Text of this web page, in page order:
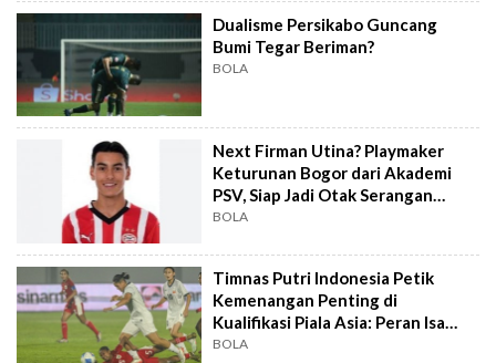
Dualisme Persikabo Guncang
Bumi Tegar Beriman?
BOLA
Next Firman Utina? Playmaker
Keturunan Bogor dari Akademi
PSV, Siap Jadi Otak Serangan
Timnas
BOLA
Timnas Putri Indonesia Petik
Kemenangan Penting di
Kualifikasi Piala Asia: Peran Isa
Warps Penting
BOLA